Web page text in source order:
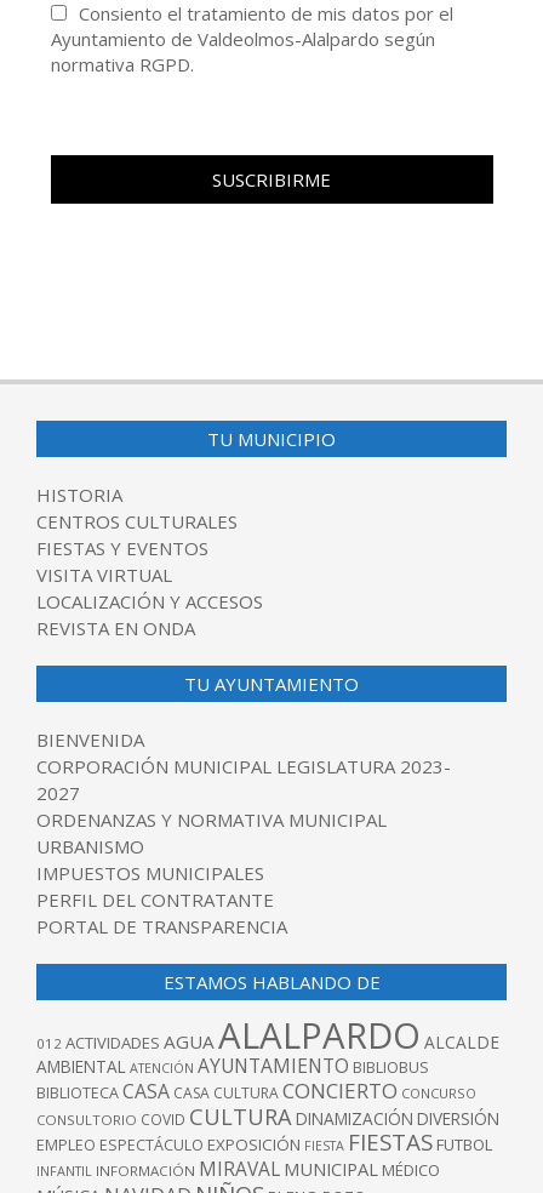
Consiento el tratamiento de mis datos por el
Ayuntamiento de Valdeolmos-Alalpardo según
normativa RGPD.
TU MUNICIPIO
HISTORIA
CENTROS CULTURALES
FIESTAS Y EVENTOS
VISITA VIRTUAL
LOCALIZACIÓN Y ACCESOS
REVISTA EN ONDA
TU AYUNTAMIENTO
BIENVENIDA
CORPORACIÓN MUNICIPAL LEGISLATURA 2023-
2027
ORDENANZAS Y NORMATIVA MUNICIPAL
URBANISMO
IMPUESTOS MUNICIPALES
PERFIL DEL CONTRATANTE
PORTAL DE TRANSPARENCIA
ESTAMOS HABLANDO DE
012 ACTIVIDADES AGUA ALALPARDO ALCALDE
AMBIENTAL ATENCIÓN AYUNTAMIENTO BIBLIOBUS
BIBLIOTECACASA CASA CULTURACONCIERTO CONCURSO
CONSULTORIO COVID CULTURA DINAMIZACIÓN DIVERSIÓN
EMPLEO ESPECTÁCULO EXPOSICIÓN FIESTA FIESTAS FUTBOL
INFANTIL INFORMACIÓN MIRAVAL MUNICIPAL MÉDICO